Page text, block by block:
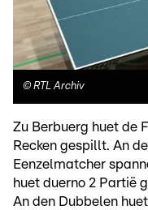
© RTL Archiv
Zu Berbuerg huet de
Recken gespillt. An
Eenzelmatcher
huet duerno 2 Partië
An den Dubbelen